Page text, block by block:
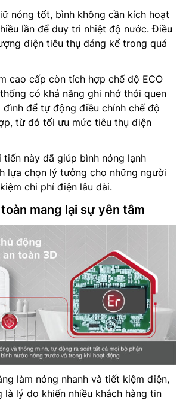
nóng tốt, bình không cần kích hoạt
lần để duy trì nhiệt độ nước. Điều
điện tiêu thụ đáng kể trong quá
cao cấp còn tích hợp chế độ ECO
có khả năng ghi nhớ thói quen
đình để tự động điều chỉnh chế độ
từ đó tối ưu mức tiêu thụ điện
tiến này đã giúp bình nóng lạnh
lựa chọn lý tưởng cho những người
chi phí điện lâu dài.
mang lại sự yên tâm
làm nóng nhanh và tiết kiệm điện,
là lý do khiến nhiều khách hàng tin